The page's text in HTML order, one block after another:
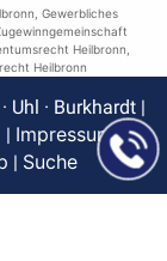
Gewerbliches
Heilbronn
Heilbronn
Uhl · Burkhardt |
| Impressum|
| Suche